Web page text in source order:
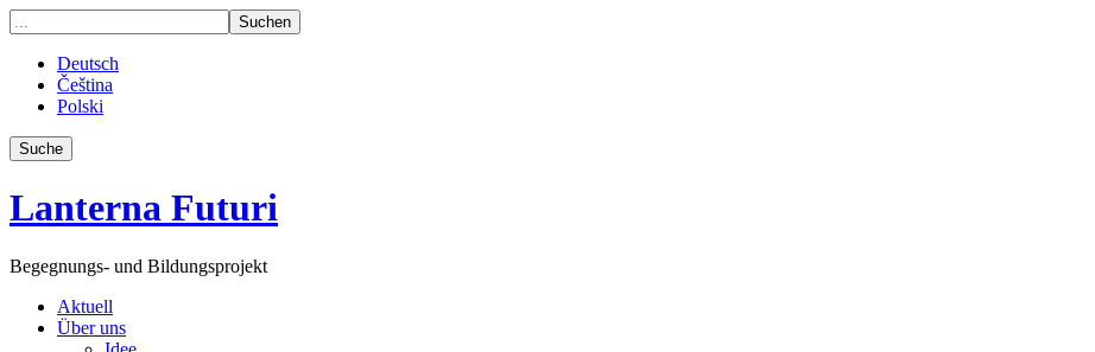
Deutsch
Čeština
Polski
Suche
Lanterna Futuri
Begegnungs- und Bildungsprojekt
Aktuell
Über uns